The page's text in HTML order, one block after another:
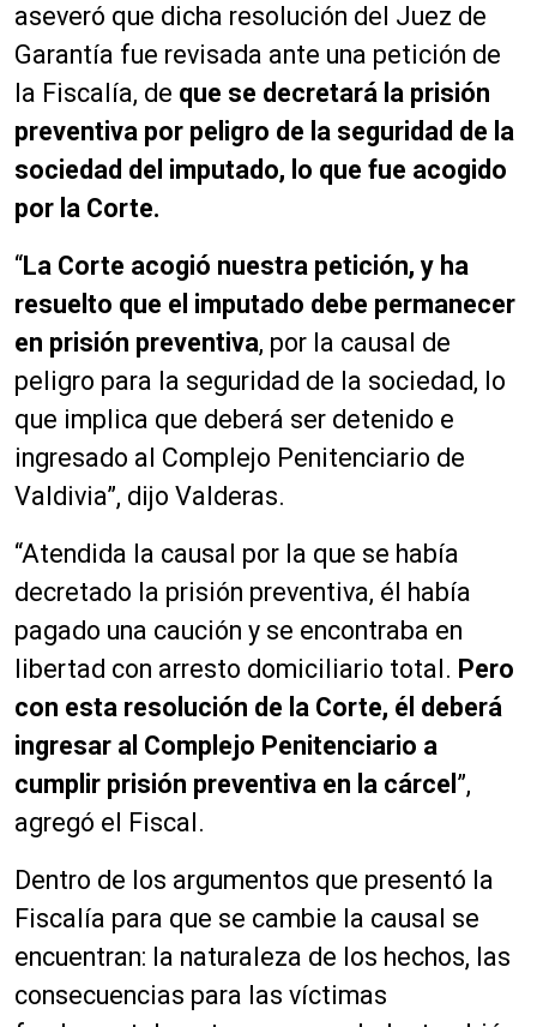
aseveró que dicha resolución del Juez de
Garantía fue revisada ante una petición de
la Fiscalía, de que se decretará la prisión
preventiva por peligro de la seguridad de la
sociedad del imputado, lo que fue acogido
por la Corte.
“La Corte acogió nuestra petición, y ha
resuelto que el imputado debe permanecer
en prisión preventiva, por la causal de
peligro para la seguridad de la sociedad, lo
que implica que deberá ser detenido e
ingresado al Complejo Penitenciario de
Valdivia”, dijo Valderas.
“Atendida la causal por la que se había
decretado la prisión preventiva, él había
pagado una caución y se encontraba en
libertad con arresto domiciliario total. Pero
con esta resolución de la Corte, él deberá
ingresar al Complejo Penitenciario a
cumplir prisión preventiva en la cárcel ”,
agregó el Fiscal.
Dentro de los argumentos que presentó la
Fiscalía para que se cambie la causal se
encuentran: la naturaleza de los hechos, las
consecuencias para las víctimas